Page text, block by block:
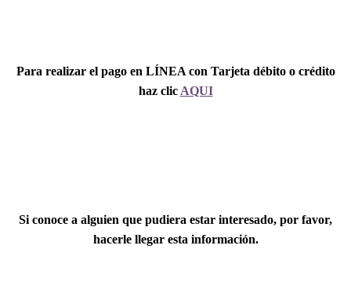
Para realizar el pago en LÍNEA con Tarjeta débito o crédito
haz clic AQUI
Si conoce a alguien que pudiera estar interesado, por favor,
hacerle llegar esta información.